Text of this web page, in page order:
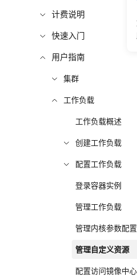
计费说明
快速入门
用户指南
集群
工作负载
工作负载概述
创建工作负载
配置工作负载
登录容器实例
管理工作负载
管理内核参数配置
管理自定义资源
配置访问镜像中